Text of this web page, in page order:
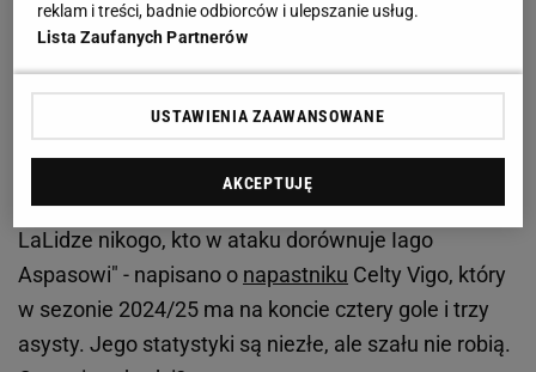
Ten napastnik bije Roberta Lewandowskiego na
głowę. "Nie ma w LaLidze nikogo"
Hiszpańskie "Relevo" zauważyło, że w LaLiga jest
a warto odnotować jego statystyki. "Nie ma w
LaLidze nikogo, kto w ataku dorównuje Iago
Aspasowi" - napisano o napastniku Celty Vigo, który
w sezonie 2024/25 ma na koncie cztery gole i trzy
asysty. Jego statystyki są niezłe, ale szału nie robią.
reklam i treści, badnie odbiorców i ulepszanie usług.
Lista Zaufanych Partnerów
USTAWIENIA ZAAWANSOWANE
AKCEPTUJĘ